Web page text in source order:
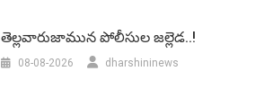
తెల్లవారుజామున పోలీసుల జల్లెడ..!
08-08-2026 dharshininews